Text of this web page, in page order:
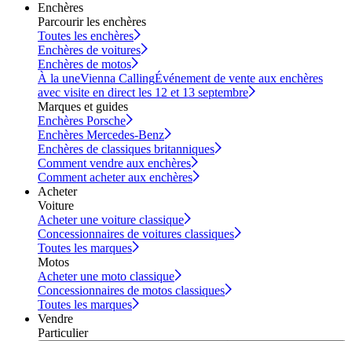
Enchères
Parcourir les enchères
Toutes les enchères
Enchères de voitures
Enchères de motos
À la uneVienna CallingÉvénement de vente aux enchères
avec visite en direct les 12 et 13 septembre
Marques et guides
Enchères Porsche
Enchères Mercedes-Benz
Enchères de classiques britanniques
Comment vendre aux enchères
Comment acheter aux enchères
Acheter
Voiture
Acheter une voiture classique
Concessionnaires de voitures classiques
Toutes les marques
Motos
Acheter une moto classique
Concessionnaires de motos classiques
Toutes les marques
Vendre
Particulier